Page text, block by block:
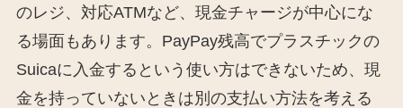
のレジ、対応ATMなど、現金チャージが中心にな
る場面もあります。PayPay残高でプラスチックの
Suicaに入金するという使い方はできないため、現
金を持っていないときは別の支払い方法を考える